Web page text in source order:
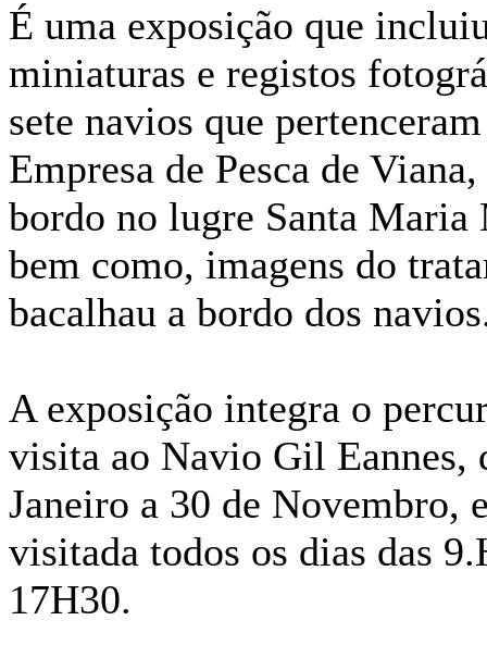
É uma exposição que
miniaturas e registos
sete navios que
Empresa de Pesca de
bordo no lugre Santa Maria
bem como, imagens do
bacalhau a bordo dos
A exposição integra o
visita ao Navio Gil Eannes,
Janeiro a 30 de Novembro,
visitada todos os dias das
17H30.